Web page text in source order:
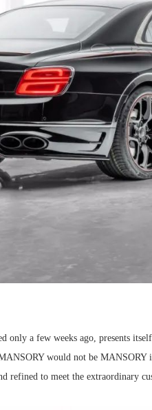
a few weeks ago, presents itself
would not be
refined to meet the extraordinary